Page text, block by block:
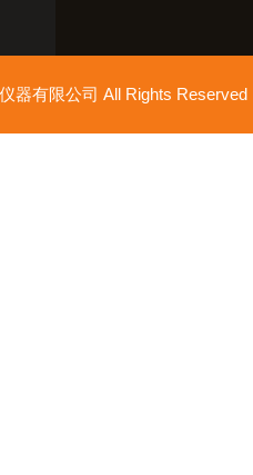
器有限公司 All Rights